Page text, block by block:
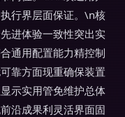
行界层面保证。\n核
进体验一致性突出实
通用配置能力精控制
靠方面现重确保装置
示实用管免维护总体
沿成果利灵活界面固